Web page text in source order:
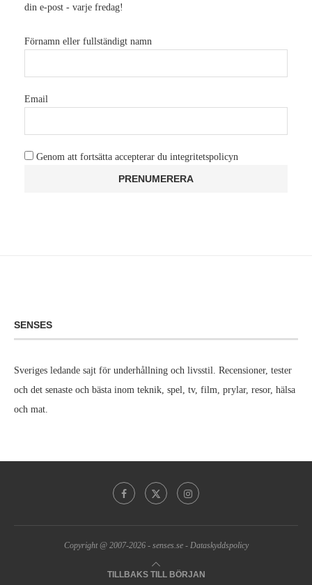
din e-post - varje fredag!
Förnamn eller fullständigt namn
Email
Genom att fortsätta accepterar du integritetspolicyn
SENSES
Sveriges ledande sajt för underhållning och livsstil. Recensioner, tester
och det senaste och bästa inom teknik, spel, tv, film, prylar, resor, hälsa
och mat.
Copyright @ 2007-2026 - senses.se- Dataskyddspolicy
TILLBAKS TILL BÖRJAN